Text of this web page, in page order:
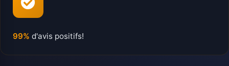
99% d'avis positifs!